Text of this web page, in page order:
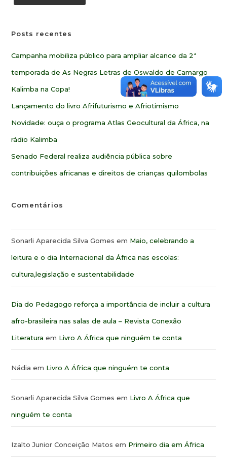
Posts recentes
Campanha mobiliza público para ampliar alcance da 2ª
temporada de As Negras Letras de Oswaldo de Camargo
Kalimba na Copa!
Lançamento do livro Afrifuturismo e Afriotimismo
Novidade: ouça o programa Atlas Geocultural da África, na
rádio Kalimba
Senado Federal realiza audiência pública sobre
contribuições africanas e direitos de crianças quilombolas
Comentários
Sonarli Aparecida Silva Gomes em Maio, celebrando a
leitura e o dia Internacional da África nas escolas:
cultura,legislação e sustentabilidade
Dia do Pedagogo reforça a importância de incluir a cultura
afro-brasileira nas salas de aula – Revista Conexão
Literatura em Livro A África que ninguém te conta
Nádia em Livro A África que ninguém te conta
Sonarli Aparecida Silva Gomes em Livro A África que
ninguém te conta
Izalto Junior Conceição Matos em Primeiro dia em África